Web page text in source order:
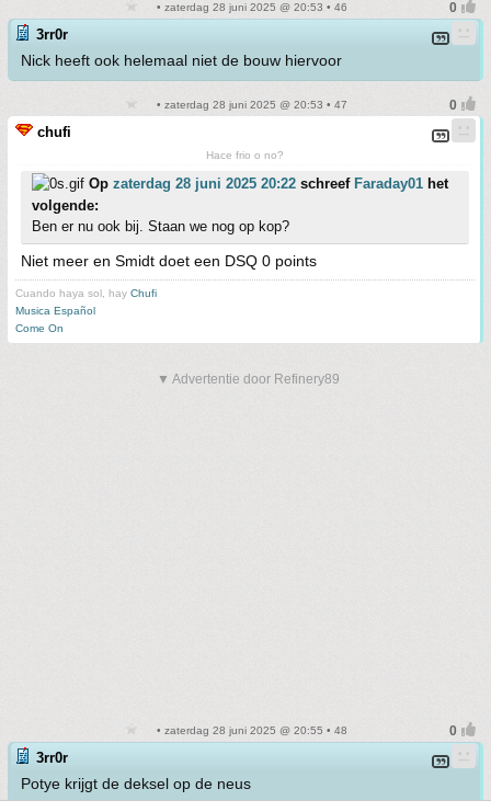
• zaterdag 28 juni 2025 @ 20:53 • 46
3rr0r
Nick heeft ook helemaal niet de bouw hiervoor
• zaterdag 28 juni 2025 @ 20:53 • 47
chufi
Hace frio o no?
Op zaterdag 28 juni 2025 20:22 schreef Faraday01 het
volgende:
Ben er nu ook bij. Staan we nog op kop?
Niet meer en Smidt doet een DSQ 0 points
Cuando haya sol, hay Chufi
Musica Español
Come On
▼ Advertentie door Refinery89
• zaterdag 28 juni 2025 @ 20:55 • 48
3rr0r
Potye krijgt de deksel op de neus